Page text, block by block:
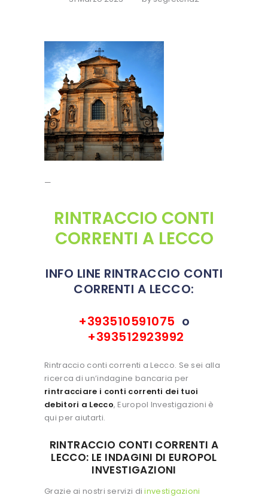
—
RINTRACCIO CONTI
CORRENTI A LECCO
INFO LINE RINTRACCIO CONTI
CORRENTI A LECCO:
+393510591075 o
+393512923992
Rintraccio conti correnti a Lecco. Se sei alla
ricerca di un’indagine bancaria per
rintracciare i conti correnti dei tuoi
debitori a Lecco, Europol Investigazioni è
qui per aiutarti.
RINTRACCIO CONTI CORRENTI A
LECCO: LE INDAGINI DI EUROPOL
INVESTIGAZIONI
Grazie ai nostri servizi diinvestigazioni